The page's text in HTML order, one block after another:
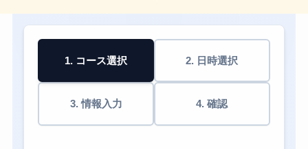
1. コース選択 2. 日時選択
3. 情報入力 4. 確認